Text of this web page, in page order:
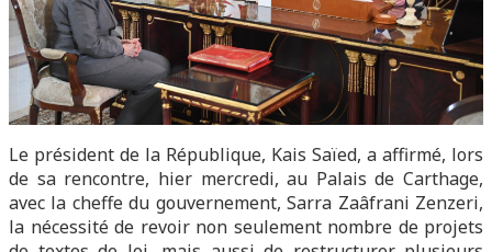
Le président de la République, Kais Saïed, a affirmé, lors
de sa rencontre, hier mercredi, au Palais de Carthage,
avec la cheffe du gouvernement, Sarra Zaâfrani Zenzeri,
la nécessité de revoir non seulement nombre de projets